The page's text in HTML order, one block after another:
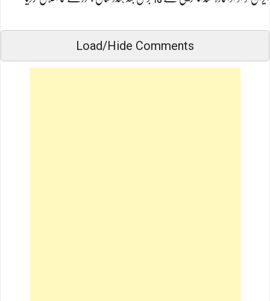
Load/Hide Comments